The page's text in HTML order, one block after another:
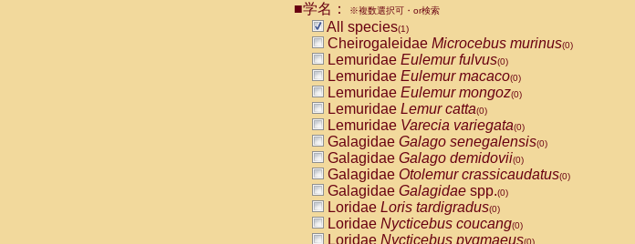
CebidaeCebus nigrivittatus
CebidaeCebus
CebidaeSaimiri boliviensis(0)
CebidaeSaimiri sciureus(0)
AtelidaeAlouatta caraya(0)
AtelidaeAlouatta fusca(0)
AtelidaeAlouatta seniculus
AtelidaeAlouattaspp.(0)
AtelidaeAteles belzebuth(0)
AtelidaeAteles geoffroyi(0)
AtelidaeAteles paniscus(0)
AtelidaeAtelesspp.(0)
Atelidae Lagothrix lagothricha
AtelidaeLagothrix lagothricha cana
PitheciidaeCacajao calvus rubicundus
■学名： ※複数選択可・or検索
All species(1)
Cheirogaleidae Microcebus murinus(0)
Lemuridae Eulemur fulvus(0)
Lemuridae Eulemur macaco(0)
Lemuridae Eulemur mongoz(0)
Lemuridae Lemur catta(0)
Lemuridae Varecia variegata(0)
Galagidae Galago senegalensis(0)
Galagidae Galago demidovii(0)
Galagidae Otolemur crassicaudatus(0)
Galagidae Galagidae spp.(0)
Loridae Loris tardigradus(0)
Loridae Nycticebus coucang(0)
Loridae Nycticebus pygmaeus(0)